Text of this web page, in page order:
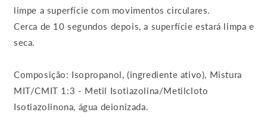
limpe a superfície com movimentos circulares.
Cerca de 10 segundos depois, a superfície estará limpa e
seca.
Composição: Isopropanol, (ingrediente ativo), Mistura
MIT/CMIT 1:3 - Metil Isotiazolina/Metilcloto
Isotiazolinona, água deionizada.